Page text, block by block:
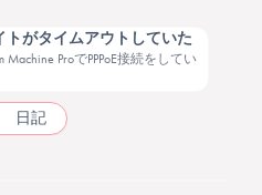
トがタイムアウトしていた
ProでPPPoE接続をしてい
日記